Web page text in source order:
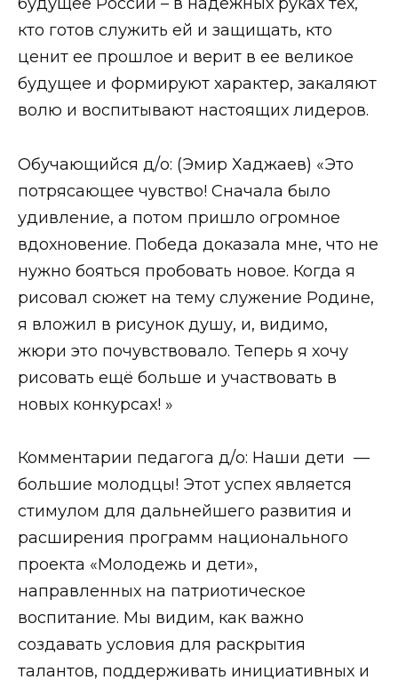
кто готов служить ей и защищать, кто
ценит ее прошлое и верит в ее великое
будущее и формируют характер, закаляют
волю и воспитывают настоящих лидеров.
Обучающийся д/о: (Эмир Хаджаев) «Это
потрясающее чувство! Сначала было
удивление, а потом пришло огромное
вдохновение. Победа доказала мне, что не
нужно бояться пробовать новое. Когда я
рисовал сюжет на тему служение Родине,
я вложил в рисунок душу, и, видимо,
жюри это почувствовало. Теперь я хочу
рисовать ещё больше и участвовать в
новых конкурсах! »
Комментарии педагога д/о: Наши дети —
большие молодцы! Этот успех является
стимулом для дальнейшего развития и
расширения программ национального
проекта «Молодежь и дети»,
направленных на патриотическое
воспитание. Мы видим, как важно
создавать условия для раскрытия
талантов, поддерживать инициативных и